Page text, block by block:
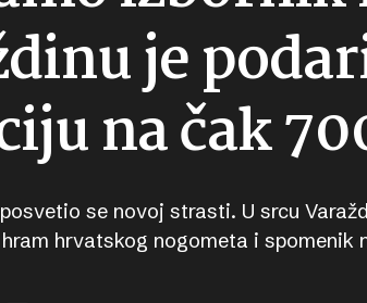
je
na čak
se novoj strasti. U srcu
hrvatskog nogometa i spomenik